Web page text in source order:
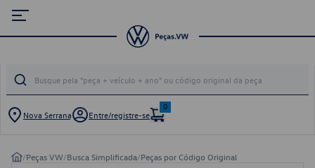
Nova Serrana Entre/registre-se
0
/Peças VW/Busca Simplificada/Peças por Código Original